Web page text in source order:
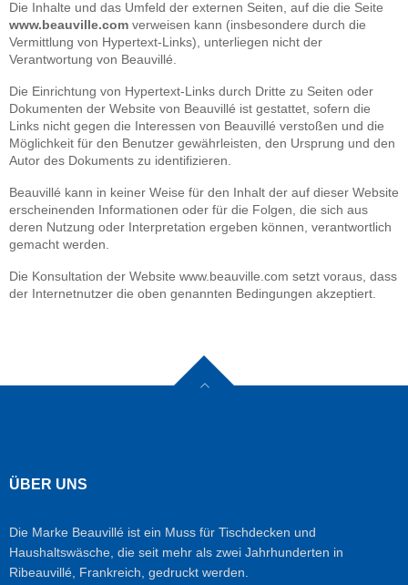
Die Inhalte und das Umfeld der externen Seiten, auf die die Seite
www.beauville.com verweisen kann (insbesondere durch die
Vermittlung von Hypertext-Links), unterliegen nicht der
Verantwortung von Beauvillé.
Die Einrichtung von Hypertext-Links durch Dritte zu Seiten oder
Dokumenten der Website von Beauvillé ist gestattet, sofern die
Links nicht gegen die Interessen von Beauvillé verstoßen und die
Möglichkeit für den Benutzer gewährleisten, den Ursprung und den
Autor des Dokuments zu identifizieren.
Beauvillé kann in keiner Weise für den Inhalt der auf dieser Website
erscheinenden Informationen oder für die Folgen, die sich aus
deren Nutzung oder Interpretation ergeben können, verantwortlich
gemacht werden.
Die Konsultation der Website www.beauville.com setzt voraus, dass
der Internetnutzer die oben genannten Bedingungen akzeptiert.
ÜBER UNS
Die Marke Beauvillé ist ein Muss für Tischdecken und
Haushaltswäsche, die seit mehr als zwei Jahrhunderten in
Ribeauvillé, Frankreich, gedruckt werden.